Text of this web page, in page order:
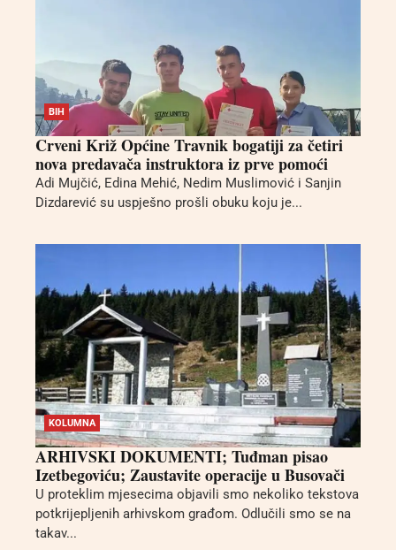
BIH
Crveni Križ Općine Travnik bogatiji za četiri
nova predavača instruktora iz prve pomoći
Adi Mujčić, Edina Mehić, Nedim Muslimović i Sanjin
Dizdarević su uspješno prošli obuku koju je...
KOLUMNA
ARHIVSKI DOKUMENTI; Tuđman pisao
Izetbegoviću; Zaustavite operacije u Busovači
U proteklim mjesecima objavili smo nekoliko tekstova
potkrijepljenih arhivskom građom. Odlučili smo se na
takav...